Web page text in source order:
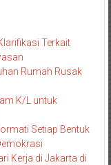
Terkait
Rumah Rusak
K/L untuk
Setiap Bentuk
Kerja di Jakarta di